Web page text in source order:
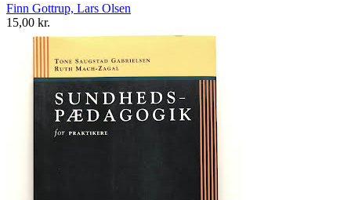
Finn Gottrup, Lars Olsen
15,00 kr.